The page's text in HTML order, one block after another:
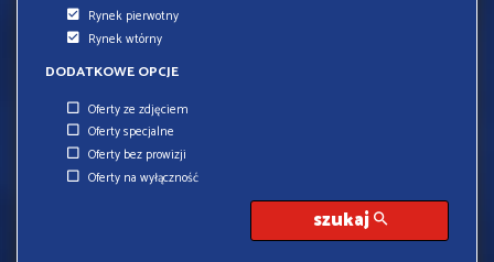
Rynek pierwotny
Rynek wtórny
DODATKOWE OPCJE
Oferty ze zdjęciem
Oferty specjalne
Oferty bez prowizji
Oferty na wyłączność
szukaj
WIADOMOŚĆ